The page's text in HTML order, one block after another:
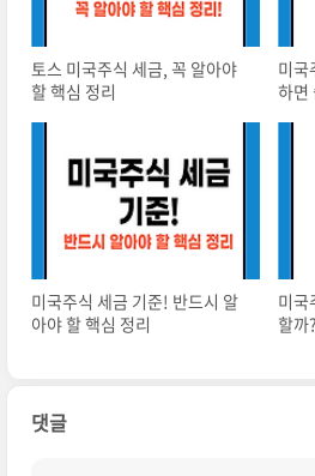
토스 미국주식 세금, 꼭 알아야
할 핵심 정리
미국
하면
미국주식 세금 기준! 반드시 알
아야 할 핵심 정리
미국
할까?
댓글